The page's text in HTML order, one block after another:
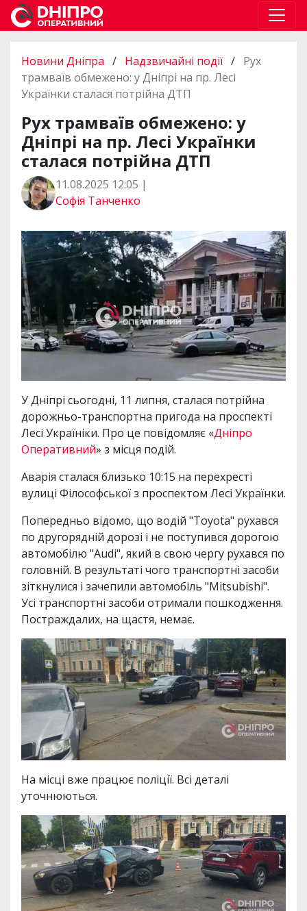
Новини Дніпра / Надзвичайні події / Рух
трамваїв обмежено: у Дніпрі на пр. Лесі
Українки сталася потрійна ДТП
Рух трамваїв обмежено: у
Дніпрі на пр. Лесі Українки
сталася потрійна ДТП
11.08.2025 12:05 |
Софія Танченко
У Дніпрі сьогодні, 11 липня, сталася потрійна
дорожньо-транспортна пригода на проспекті
Лесі Україніки. Про це повідомляє «Дніпро
Оперативний» з місця подій.
Аварія сталася близько 10:15 на перехресті
вулиці Філософської з проспектом Лесі Українки.
Попередньо відомо, що водій "Toyota" рухався
по другорядній дорозі і не поступився дорогою
автомобілю "Audi", який в свою чергу рухався по
головній. В результаті чого транспортні засоби
зіткнулися і зачепили автомобіль "Mitsubishi".
Усі транспортні засоби отримали пошкодження.
Постраждалих, на щастя, немає.
На місці вже працює поліції. Всі деталі
уточнюються.